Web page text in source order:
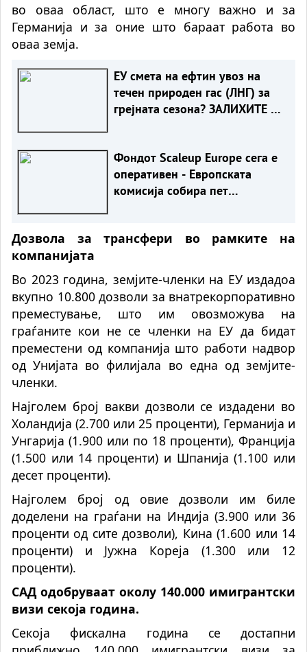
во оваа област, што е многу важно и за
Германија и за оние што бараат работа во
оваа земја.
ЕУ смета на ефтин увоз на
течен природен гас (ЛНГ) за
грејната сезона? ЗАЛИХИТЕ СЕ
Фондот Scaleup Europe сега е
оперативен - Европската
комисија собира пет
Дозвола за трансфери во рамките на
компанијата
Во 2023 година, земјите-членки на ЕУ издадоа
вкупно 10.800 дозволи за внатрекорпоративно
преместување, што им овозможува на
граѓаните кои не се членки на ЕУ да бидат
преместени од компанија што работи надвор
од Унијата во филијала во една од земјите-
членки.
Најголем број вакви дозволи се издадени во
Холандија (2.700 или 25 проценти), Германија и
Унгарија (1.900 или по 18 проценти), Франција
(1.500 или 14 проценти) и Шпанија (1.100 или
десет проценти).
Најголем број од овие дозволи им биле
доделени на граѓани на Индија (3.900 или 36
проценти од сите дозволи), Кина (1.600 или 14
проценти) и Јужна Кореја (1.300 или 12
проценти).
САД одобруваат околу 140.000 имигрантски
визи секоја година.
Секоја фискална година се достапни